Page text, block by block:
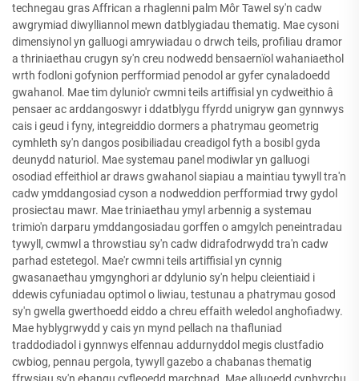
technegau gras Affrican a rhaglenni palm Môr Tawel sy'n cadw
awgrymiad diwylliannol mewn datblygiadau thematig. Mae cysoni
dimensiynol yn galluogi amrywiadau o drwch teils, profiliau dramor
a thriniaethau crugyn sy'n creu nodwedd bensaernïol wahaniaethol
wrth fodloni gofynion perfformiad penodol ar gyfer cynaladoedd
gwahanol. Mae tim dylunio'r cwmni teils artiffisial yn cydweithio â
pensaer ac arddangoswyr i ddatblygu ffyrdd unigryw gan gynnwys
cais i geud i fyny, integreiddio dormers a phatrymau geometrig
cymhleth sy'n dangos posibiliadau creadigol fyth a bosibl gyda
deunydd naturiol. Mae systemau panel modiwlar yn galluogi
osodiad effeithiol ar draws gwahanol siapiau a maintiau tywyll tra'n
cadw ymddangosiad cyson a nodweddion perfformiad trwy gydol
prosiectau mawr. Mae triniaethau ymyl arbennig a systemau
trimio'n darparu ymddangosiadau gorffen o amgylch peneintradau
tywyll, cwmwl a throwstiau sy'n cadw didrafodrwydd tra'n cadw
parhad estetegol. Mae'r cwmni teils artiffisial yn cynnig
gwasanaethau ymgynghori ar ddylunio sy'n helpu cleientiaid i
ddewis cyfuniadau optimol o liwiau, testunau a phatrymau gosod
sy'n gwella gwerthoedd eiddo a chreu effaith weledol anghofiadwy.
Mae hyblygrwydd y cais yn mynd pellach na thafluniad
traddodiadol i gynnwys elfennau addurnyddol megis clustfadio
cwbiog, pennau pergola, tywyll gazebo a chabanas thematig